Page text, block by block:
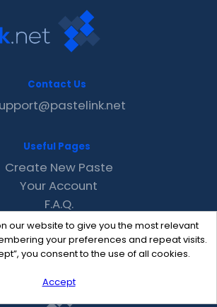
our website to give you the most relevant
your preferences and repeat visits.
you consent to the use of all cookies.
Accept
Contact Us
Useful Pages
Create New Paste
Your Account
F.A.Q.
Recent
Contact